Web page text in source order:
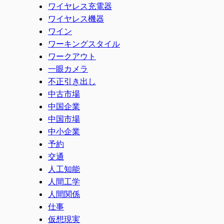
ワイヤレス充電器
ワイヤレス機器
ワイン
ワーキングスタイル
ワークアウト
一眼カメラ
不正引き出し
中古市場
中国企業
中国市場
中小企業
予約
交通
人工知能
人間工学
人間関係
仕事
仮想現実